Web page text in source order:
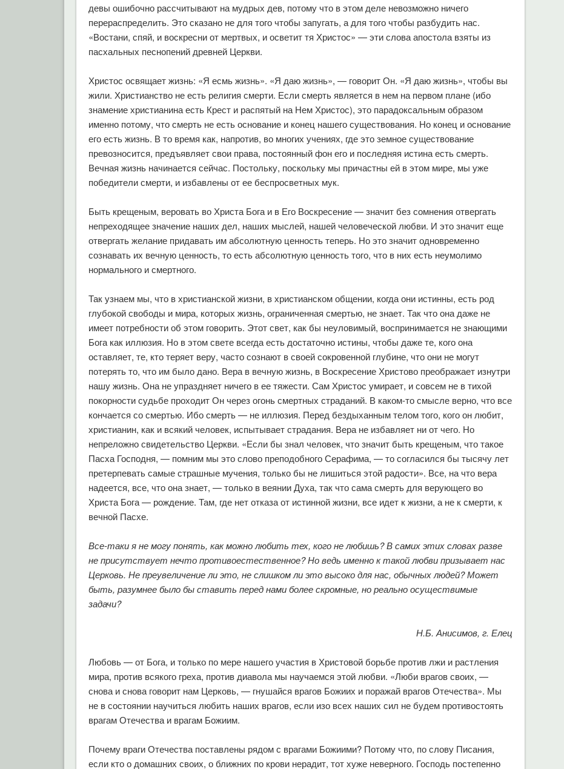
девы ошибочно рассчитывают на мудрых дев, потому что в этом деле невозможно ничего
перераспределить. Это сказано не для того чтобы запугать, а для того чтобы разбудить нас.
«Востани, спяй, и воскресни от мертвых, и осветит тя Христос» — эти слова апостола взяты из
пасхальных песнопений древней Церкви.
Христос освящает жизнь: «Я есмь жизнь». «Я даю жизнь», — говорит Он. «Я даю жизнь», чтобы вы
жили. Христианство не есть религия смерти. Если смерть является в нем на первом плане (ибо
знамение христианина есть Крест и распятый на Нем Христос), это парадоксальным образом
именно потому, что смерть не есть основание и конец нашего существования. Но конец и основание
его есть жизнь. В то время как, напротив, во многих учениях, где это земное существование
превозносится, предъявляет свои права, постоянный фон его и последняя истина есть смерть.
Вечная жизнь начинается сейчас. Постольку, поскольку мы причастны ей в этом мире, мы уже
победители смерти, и избавлены от ее беспросветных мук.
Быть крещеным, веровать во Христа Бога и в Его Воскресение — значит без сомнения отвергать
непреходящее значение наших дел, наших мыслей, нашей человеческой любви. И это значит еще
отвергать желание придавать им абсолютную ценность теперь. Но это значит одновременно
сознавать их вечную ценность, то есть абсолютную ценность того, что в них есть неумолимо
нормального и смертного.
Так узнаем мы, что в христианской жизни, в христианском общении, когда они истинны, есть род
глубокой свободы и мира, которых жизнь, ограниченная смертью, не знает. Так что она даже не
имеет потребности об этом говорить. Этот свет, как бы неуловимый, воспринимается не знающими
Бога как иллюзия. Но в этом свете всегда есть достаточно истины, чтобы даже те, кого она
оставляет, те, кто теряет веру, часто сознают в своей сокровенной глубине, что они не могут
потерять то, что им было дано. Вера в вечную жизнь, в Воскресение Христово преображает изнутри
нашу жизнь. Она не упраздняет ничего в ее тяжести. Сам Христос умирает, и совсем не в тихой
покорности судьбе проходит Он через огонь смертных страданий. В каком-то смысле верно, что все
кончается со смертью. Ибо смерть — не иллюзия. Перед бездыханным телом того, кого он любит,
христианин, как и всякий человек, испытывает страдания. Вера не избавляет ни от чего. Но
непреложно свидетельство Церкви. «Если бы знал человек, что значит быть крещеным, что такое
Пасха Господня, — помним мы это слово преподобного Серафима, — то согласился бы тысячу лет
претерпевать самые страшные мучения, только бы не лишиться этой радости». Все, на что вера
надеется, все, что она знает, — только в веянии Духа, так что сама смерть для верующего во
Христа Бога — рождение. Там, где нет отказа от истинной жизни, все идет к жизни, а не к смерти, к
вечной Пасхе.
Все-таки я не могу понять, как можно любить тех, кого не любишь? В самих этих словах разве
не присутствует нечто противоестественное? Но ведь именно к такой любви призывает нас
Церковь. Не преувеличение ли это, не слишком ли это высоко для нас, обычных людей? Может
быть, разумнее было бы ставить перед нами более скромные, но реально осуществимые
задачи?
Н.Б. Анисимов, г. Елец
Любовь — от Бога, и только по мере нашего участия в Христовой борьбе против лжи и растления
мира, против всякого греха, против диавола мы научаемся этой любви. «Люби врагов своих, —
снова и снова говорит нам Церковь, — гнушайся врагов Божиих и поражай врагов Отечества». Мы
не в состоянии научиться любить наших врагов, если изо всех наших сил не будем противостоять
врагам Отечества и врагам Божиим.
Почему враги Отечества поставлены рядом с врагами Божиими? Потому что, по слову Писания,
если кто о домашних своих, о ближних по крови нерадит, тот хуже неверного. Господь постепенно